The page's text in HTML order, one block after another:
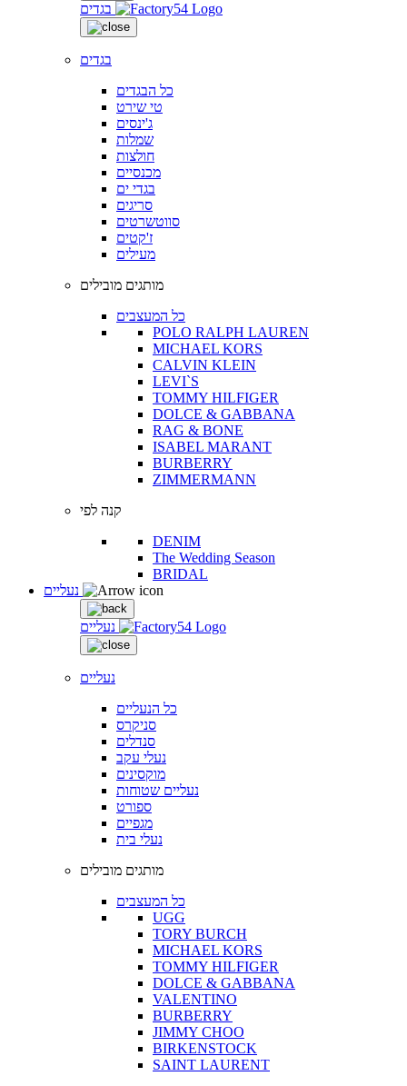
בגדים
בגדים
כל הבגדים
טי שירט
ג'ינסים
שמלות
חולצות
מכנסיים
בגדי ים
סריגים
סווטשרטים
ז'קטים
מעילים
מותגים מובילים
כל המעצבים
POLO RALPH LAUREN
MICHAEL KORS
CALVIN KLEIN
LEVI`S
TOMMY HILFIGER
DOLCE & GABBANA
RAG & BONE
ISABEL MARANT
BURBERRY
ZIMMERMANN
קנה לפי
DENIM
The Wedding Season
BRIDAL
נעליים
נעליים
כל הנעליים
סניקרס
סנדלים
נעלי עקב
מוקסינים
נעליים שטוחות
ספורט
מגפיים
נעלי בית
מותגים מובילים
כל המעצבים
UGG
TORY BURCH
MICHAEL KORS
TOMMY HILFIGER
DOLCE & GABBANA
VALENTINO
BURBERRY
JIMMY CHOO
BIRKENSTOCK
SAINT LAURENT